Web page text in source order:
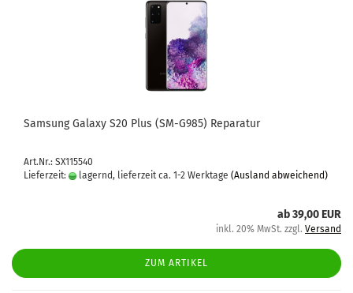
Sam­sung Ga­la­xy S20 Plus (SM-​G985) Re­pa­ra­tur
Art.Nr.: SX115540
Lieferzeit:
lagernd, lieferzeit ca. 1-2 Werktage (Ausland abweichend)
ab 39,00 EUR
inkl. 20% MwSt. zzgl. Versand
ZUM ARTIKEL